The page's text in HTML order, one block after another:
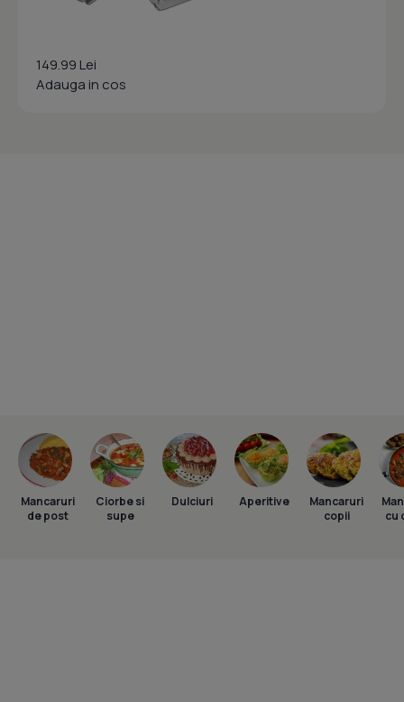
149.99 Lei
Adauga in cos
Mancaruri
de post
Ciorbe si
supe
Dulciuri Aperitive
Mancaruri
copii
cu